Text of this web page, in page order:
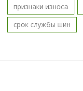
признаки износа
срок службы шин